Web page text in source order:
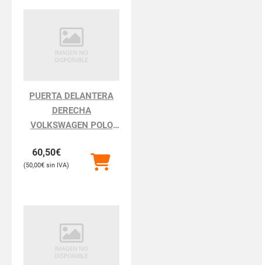
PUERTA DELANTERA
DERECHA
VOLKSWAGEN POLO
60,50€
50,00€